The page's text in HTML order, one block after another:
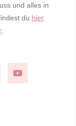
und alles in
du hier.
.